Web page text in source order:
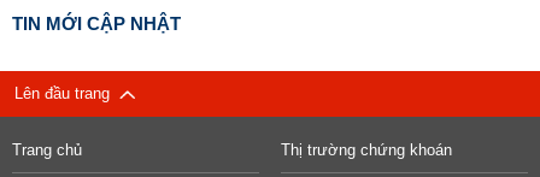
TIN MỚI CẬP NHẬT
Lên đầu trang
Trang chủ Thị trường chứng khoán